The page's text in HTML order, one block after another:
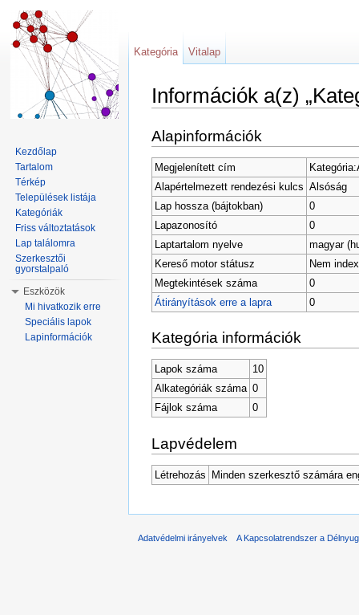
Információk a(z)
Alapinformációk
Megjelenített cím
Alapértelmezett rendezési kulcs Alsóság
Lap hossza (bájtokban)
0
Lapazonosító
0
Laptartalom nyelve
magyar
Kereső motor státusz
Nem
Megtekintések száma
0
Átirányítások erre a lapra
0
Kategória információk
Lapok száma
10
Alkategóriák száma 0
Fájlok száma
0
Lapvédelem
Létrehozás Minden szerkesztő számára
Kategória Vitalap
Kezdőlap
Tartalom
Térkép
Települések listája
Kategóriák
Friss változtatások
Lap találomra
Szerkesztői
gyorstalpaló
Eszközök
Mi hivatkozik erre
Speciális lapok
Lapinformációk
Adatvédelmi irányelvek A Kapcsolatrendszer a